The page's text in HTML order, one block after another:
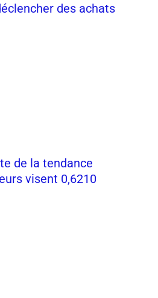
des achats
de la tendance
visent 0,6210